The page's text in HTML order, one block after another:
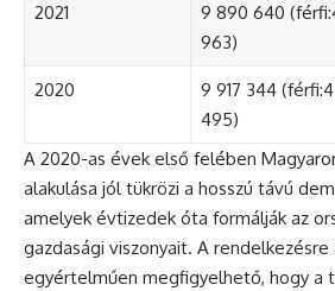
2021
9 890 640
963)
2020
9 917 344
495)
A 2020-as évek első felében
alakulása jól tükrözi a hosszú távú
amelyek évtizedek óta formálják az
gazdasági viszonyait. A
egyértelműen megfigyelhető, hogy a